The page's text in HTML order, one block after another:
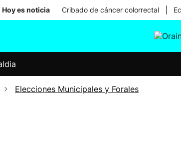
Hoy es noticia Cribado de cáncer colorrectal
Elecciones Municipales y Forales